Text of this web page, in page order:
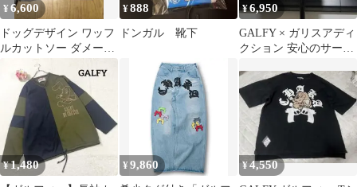
¥6,600
ドッグデザイン ワッフ
ルカットソー ダメージ
¥888
ドンガル 靴下
¥6,950
GALFY × ガリスアディ
クション 安心のサーク
¥1,480 ¥9,860 ¥4,550